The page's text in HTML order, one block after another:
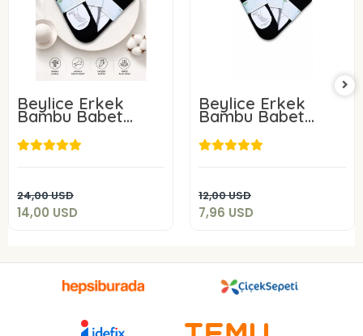
Beylice Erkek
Bambu Babet
Çorap 6 Adet
24,00 USD
14,00 USD
14,00 USD
Beylice Erkek
Bambu Babet
Çorap 3 Adet
12,00 USD
7,96 USD
7,96 USD